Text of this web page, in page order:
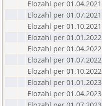
Elozahl per 01.04.2021
Elozahl per 01.07.2021
Elozahl per 01.10.2021
Elozahl per 01.01.2022
Elozahl per 01.04.2022
Elozahl per 01.07.2022
Elozahl per 01.10.2022
Elozahl per 01.01.2023
Elozahl per 01.04.2023